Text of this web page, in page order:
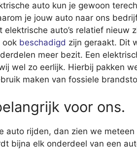
auto kun je gewoon
je jouw auto naar ons
auto’s relatief nieuw
ook beschadigd zijn geraakt. Dit
meer bezit. Een
wel zo eerlijk. Hierbij pakken
maken van fossiele
voor ons.
auto rijden, dan zien we
bijna elk onderdeel van een